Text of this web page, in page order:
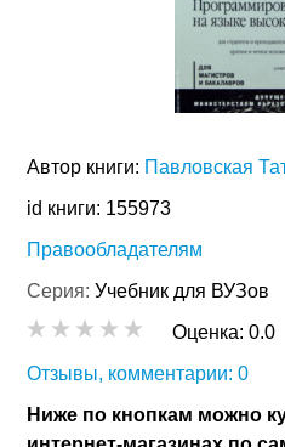
Автор книги: Павловская
id книги: 155973
Правообладателям
Серия:Учебник для ВУЗов
Оценка:0.0
Отзывы, комментарии: 0
Ниже по кнопкам можно